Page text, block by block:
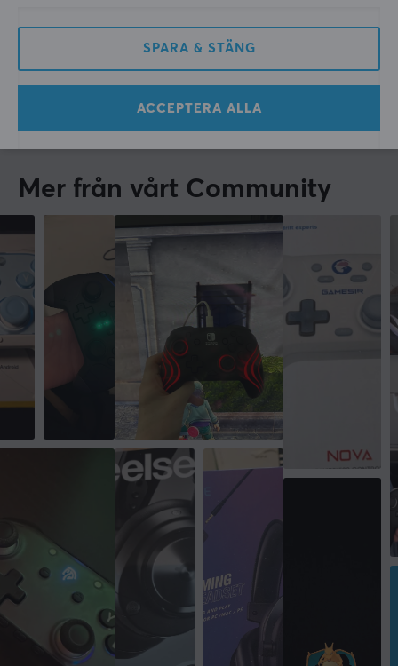
PDP Rematch Trådlös Kontroll GLOW (Nintendo Switch) - Link Hero
Mer från vårt Community
SPARA & STÄNG
ACCEPTERA ALLA